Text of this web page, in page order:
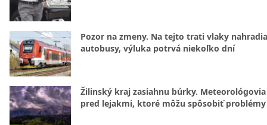
Pozor na zmeny. Na tejto trati vlaky nahradia
autobusy, výluka potrvá niekoľko dní
Žilinský kraj zasiahnu búrky.
pred lejakmi, ktoré môžu spôsobiť problémy